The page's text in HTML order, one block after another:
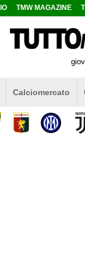
TMW MAGAZINE
Calciomercato